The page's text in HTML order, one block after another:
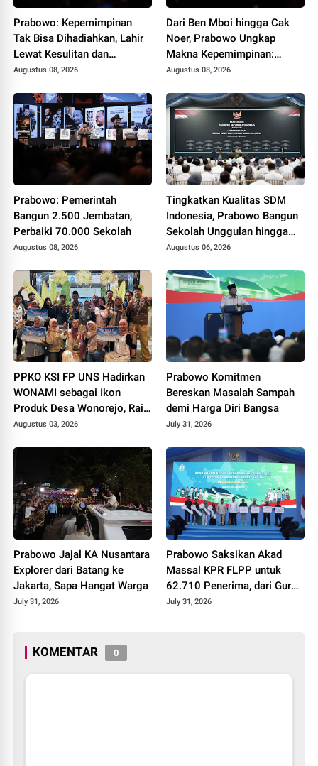
Prabowo: Kepemimpinan
Tak Bisa Dihadiahkan, Lahir
Lewat Kesulitan dan
Keberanian
Augustus 08, 2026
Dari Ben Mboi hingga Cak
Noer, Prabowo Ungkap
Makna Kepemimpinan:
Bekerja, Cintai Rakyat &
Augustus 08, 2026
Prabowo: Pemerintah
Bangun 2.500 Jembatan,
Perbaiki 70.000 Sekolah
Augustus 08, 2026
Tingkatkan Kualitas SDM
Indonesia, Prabowo Bangun
Sekolah Unggulan hingga
Undang Universitas Terbaik
Augustus 06, 2026
PPKO KSI FP UNS Hadirkan
WONAMI sebagai Ikon
Produk Desa Wonorejo, Raih
Tiga Penghargaan di
2026
Augustus 03, 2026
Prabowo Komitmen
Bereskan Masalah Sampah
demi Harga Diri Bangsa
July 31, 2026
Prabowo Jajal KA Nusantara
Explorer dari Batang ke
Jakarta, Sapa Hangat Warga
July 31, 2026
Prabowo Saksikan Akad
Massal KPR FLPP untuk
62.710 Penerima, dari Guru
SD hingga Pengemudi Ojol
July 31, 2026
KOMENTAR 0